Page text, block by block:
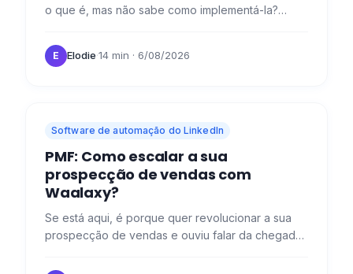
o que é, mas não sabe como implementá-la?
lead scoring é uma…
E Elodie·14 min · 6/08/2026
Software de automação do LinkedIn
PMF: Como escalar a sua
prospecção de vendas com
Waalaxy?
Se está aqui, é porque quer revolucionar a sua
prospecção de vendas e ouviu falar da chegada
perguntas mais…